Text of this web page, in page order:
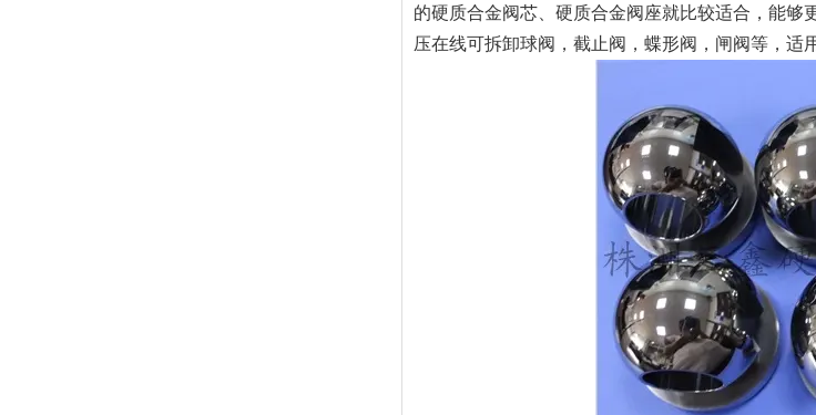
的硬质合金阀芯、硬质合金阀座就比较适合，能
压在线可拆卸球阀，截止阀，蝶形阀，闸阀等，适